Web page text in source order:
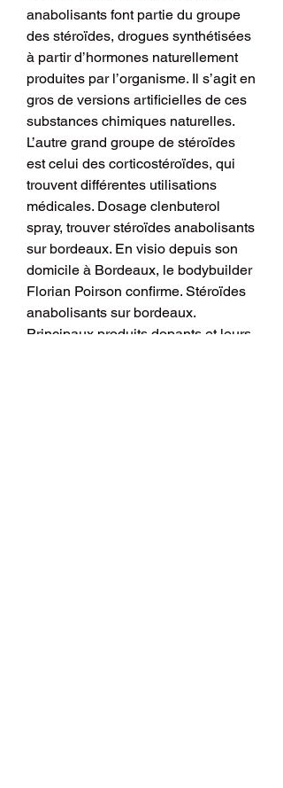
anabolisants font partie du groupe
des stéroïdes, drogues synthétisées
à partir d’hormones naturellement
produites par l’organisme. Il s’agit en
gros de versions artificielles de ces
substances chimiques naturelles.
L’autre grand groupe de stéroïdes
est celui des corticostéroïdes, qui
trouvent différentes utilisations
médicales. Dosage clenbuterol
spray, trouver stéroïdes anabolisants
sur bordeaux. En visio depuis son
domicile à Bordeaux, le bodybuilder
Florian Poirson confirme. Stéroïdes
anabolisants sur bordeaux.
Principaux produits dopants et leurs